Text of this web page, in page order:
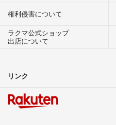
権利侵害について
ラクマ公式ショップ
出店について
リンク